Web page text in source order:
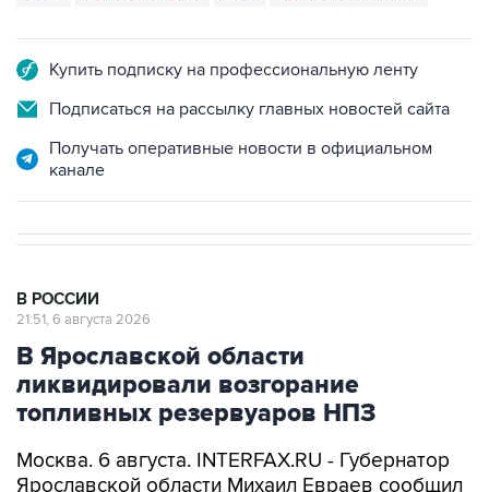
Купить подписку на профессиональную ленту
Подписаться на рассылку главных новостей сайта
Получать оперативные новости в официальном
канале
В РОССИИ
21:51, 6 августа 2026
В Ярославской области
ликвидировали возгорание
топливных резервуаров НПЗ
Москва. 6 августа. INTERFAX.RU - Губернатор
Ярославской области Михаил Евраев сообщил